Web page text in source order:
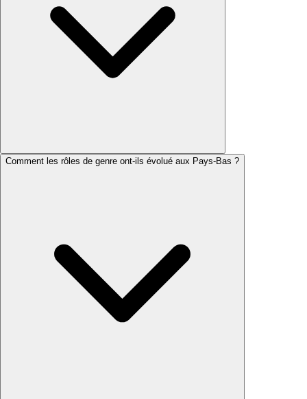
Comment les rôles de genre ont-ils évolué aux Pays-Bas ?